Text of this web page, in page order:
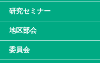
研究セミナー
地区部会
委員会